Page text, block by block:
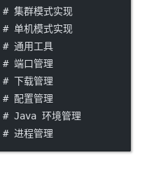
集群模式实现
单机模式实现
通用工具
端口管理
下载管理
配置管理
Java 环境管理
进程管理